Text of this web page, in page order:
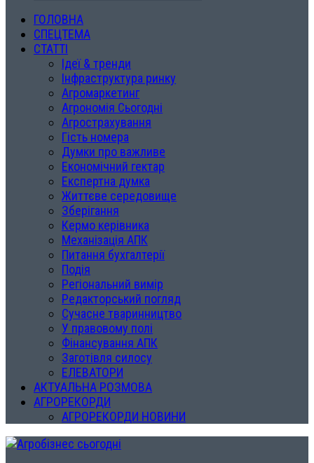
ГОЛОВНА
СПЕЦТЕМА
СТАТТІ
Ідеї & тренди
Інфраструктура ринку
Агромаркетинг
Агрономія Сьогодні
Агрострахування
Гість номера
Думки про важливе
Економічний гектар
Експертна думка
Життєве середовище
Зберігання
Кермо керівника
Механізація АПК
Питання бухгалтерії
Подія
Регіональний вимір
Редакторський погляд
Сучасне тваринництво
У правовому полі
Фінансування АПК
Заготівля силосу
ЕЛЕВАТОРИ
АКТУАЛЬНА РОЗМОВА
АГРОРЕКОРДИ
АГРОРЕКОРДИ НОВИНИ